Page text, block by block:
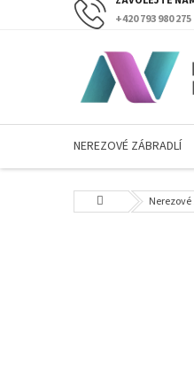
+420 793 980 275
NEREZOVÉ ZÁBRADLÍ
Domů